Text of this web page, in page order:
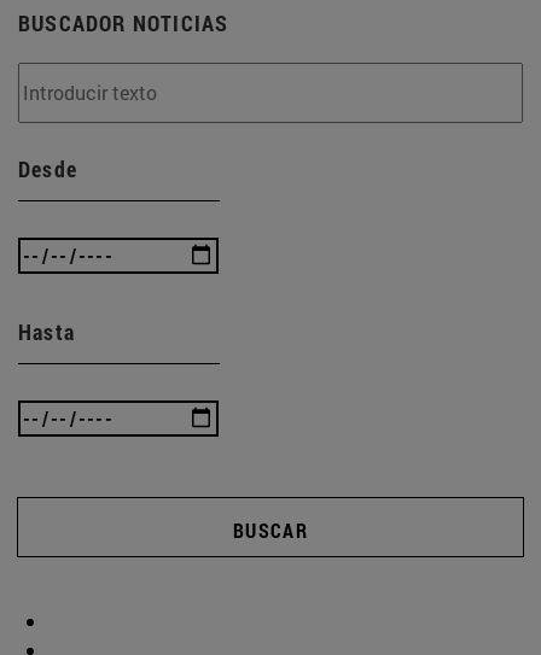
BUSCADOR NOTICIAS
Desde
Hasta
BUSCAR